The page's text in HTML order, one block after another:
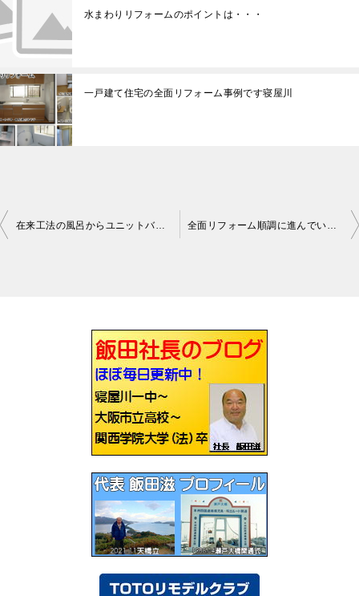
水まわりリフォームのポイントは・・・
一戸建て住宅の全面リフォーム事例です寝屋川
ゲ
ー
シ
ョ
ン
在来工法の風呂からユニットバスへのオススメ枚方 全面リフォーム順調に進んでいます枚方